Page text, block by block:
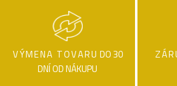
VÝMENA TOVARU DO 30
DNÍ OD NÁKUPU